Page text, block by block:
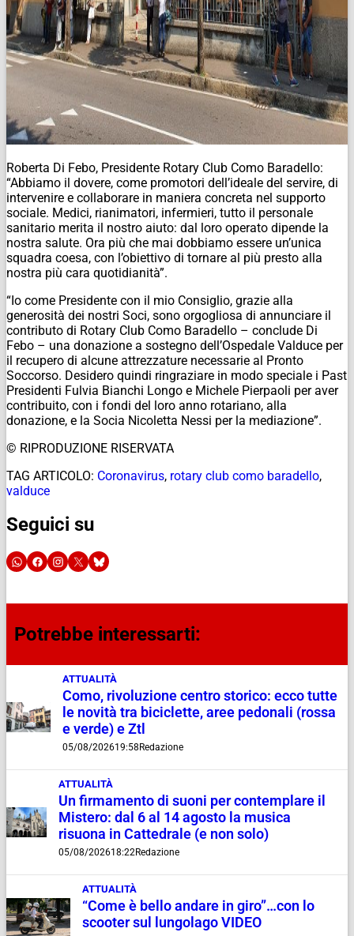
Roberta Di Febo, Presidente Rotary Club Como Baradello:
“Abbiamo il dovere, come promotori dell’ideale del servire, di
intervenire e collaborare in maniera concreta nel supporto
sociale. Medici, rianimatori, infermieri, tutto il personale
sanitario merita il nostro aiuto: dal loro operato dipende la
nostra salute. Ora più che mai dobbiamo essere un’unica
squadra coesa, con l’obiettivo di tornare al più presto alla
nostra più cara quotidianità”.
“Io come Presidente con il mio Consiglio, grazie alla
generosità dei nostri Soci, sono orgogliosa di annunciare il
contributo di Rotary Club Como Baradello – conclude Di
Febo – una donazione a sostegno dell’Ospedale Valduce per
il recupero di alcune attrezzature necessarie al Pronto
Soccorso. Desidero quindi ringraziare in modo speciale i Past
Presidenti Fulvia Bianchi Longo e Michele Pierpaoli per aver
contribuito, con i fondi del loro anno rotariano, alla
donazione, e la Socia Nicoletta Nessi per la mediazione”.
© RIPRODUZIONE RISERVATA
TAG ARTICOLO: Coronavirus, rotary club como baradello,
valduce
Seguici su
Potrebbe interessarti:
ATTUALITÀ
Como, rivoluzione centro storico: ecco tutte
le novità tra biciclette, aree pedonali (rossa
e verde) e Ztl
05/08/202619:58 Redazione
ATTUALITÀ
Un firmamento di suoni per contemplare il
Mistero: dal 6 al 14 agosto la musica
risuona in Cattedrale (e non solo)
05/08/202618:22Redazione
ATTUALITÀ
“Come è bello andare in giro”…con lo
scooter sul lungolago VIDEO